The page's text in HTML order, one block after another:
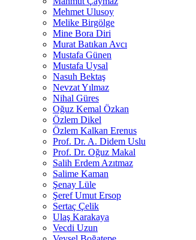
Mehmet Ulusoy
Melike Birgölge
Mine Bora Diri
Murat Batıkan Avcı
Mustafa Günen
Mustafa Uysal
Nasuh Bektaş
Nevzat Yılmaz
Nihal Güres
Oğuz Kemal Özkan
Özlem Dikel
Özlem Kalkan Erenus
Prof. Dr. A. Didem Uslu
Prof. Dr. Oğuz Makal
Salih Erdem Azıtmaz
Salime Kaman
Şenay Lüle
Şeref Umut Ersop
Sertaç Çelik
Ulaş Karakaya
Vecdi Uzun